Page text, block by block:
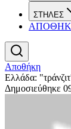
ΣΤΗΛΕΣ
Αποθήκη
Ελλάδα:
Δημοσιεύθηκε